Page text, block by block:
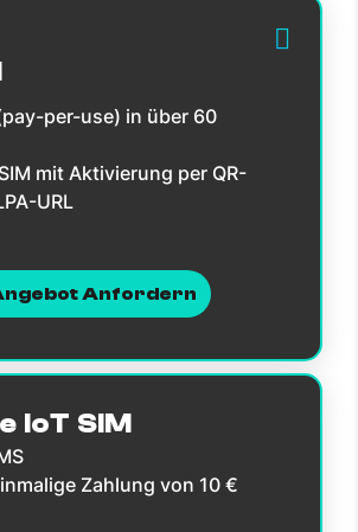
per-use) in über 60
mit Aktivierung per QR-
URL
Anfordern
IoT SIM
Zahlung von 10 €